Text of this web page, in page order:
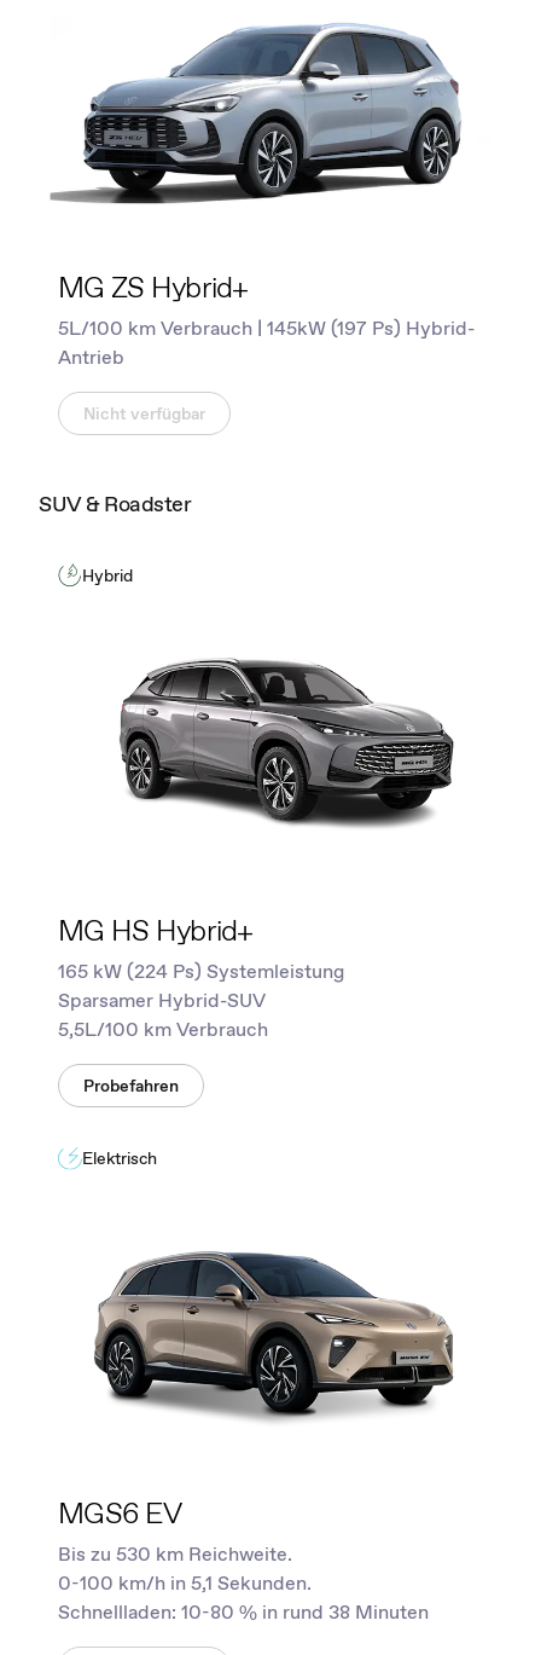
MG ZS Hybrid+
5L/100 km Verbrauch | 145kW (197 Ps) Hybrid-
Antrieb
Nicht verfügbar
SUV & Roadster
Hybrid
MG HS Hybrid+
165 kW (224 Ps) Systemleistung
Sparsamer Hybrid-SUV
5,5L/100 km Verbrauch
Probefahren
Elektrisch
MGS6 EV
Bis zu 530 km Reichweite.
0-100 km/h in 5,1 Sekunden.
Schnellladen: 10-80 % in rund 38 Minuten